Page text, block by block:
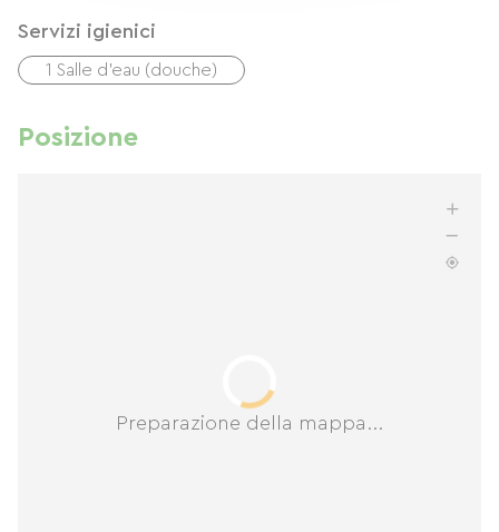
Servizi igienici
1 Salle d'eau (douche)
Posizione
Preparazione della mappa...